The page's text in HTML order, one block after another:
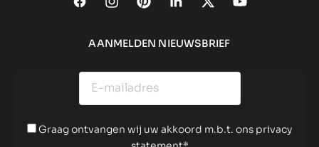
AANMELDEN NIEUWSBRIEF
Graag ontvangen wij uw akkoord m.b.t. ons privacy